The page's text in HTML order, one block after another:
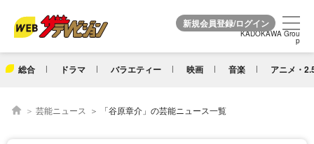
KADOKAWA Grou
p
総合 ドラマ バラエティー 映画 音楽 アニメ・
KADOKAWA Grou
p
芸能ニュース 「谷原章介」の芸能ニュース一覧